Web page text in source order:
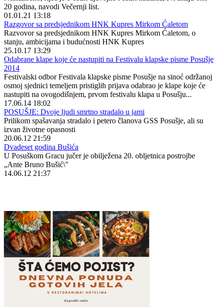
20 godina, navodi Večernji list.
01.01.21 13:18
Razgovor sa predsjednikom HNK Kupres Mirkom Ćaletom
Razvovor sa predsjednikom HNK Kupres Mirkom Ćaletom, o
stanju, ambicijama i budućnosti HNK Kupres
25.10.17 13:29
Odabrane klape koje će nastupiti na Festivalu klapske pisme Posušje
2014
Festivalski odbor Festivala klapske pisme Posušje na sinoć održanoj
osmoj sjednici temeljem pristiglih prijava odabrao je klape koje će
nastupiti na ovogodišnjem, prvom festivalu klapa u Posušju...
17.06.14 18:02
POSUŠJE: Dvoje ljudi smrtno stradalo u jami
Prilikom spašavanja stradalo i petero članova GSS Posušje, ali su
izvan životne opasnosti
20.06.12 21:59
Dvadeset godina Bušića
U Posuškom Gracu jučer je obilježena 20. obljetnica postrojbe
„Ante Bruno Bušić\"
14.06.12 21:37